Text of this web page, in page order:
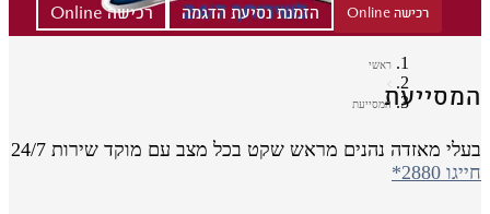
רכישה Online הזמנת נסיעת הדגמה רכישה Online
ראשי
המסייעת
מאזדה נהנים מראש שקט בכל מצב עם מוקד שירות 24/7
2880*